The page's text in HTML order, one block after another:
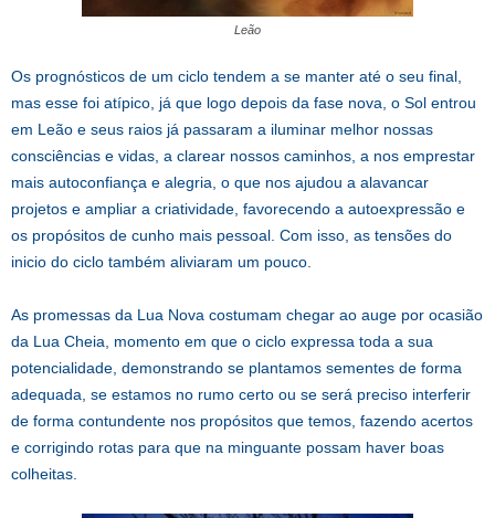
Leão
Os prognósticos de um ciclo tendem a se manter até o seu final,
mas esse foi atípico, já que logo depois da fase nova, o Sol entrou
em Leão e seus raios já passaram a iluminar melhor nossas
consciências e vidas, a clarear nossos caminhos, a nos emprestar
mais autoconfiança e alegria, o que nos ajudou a alavancar
projetos e ampliar a criatividade, favorecendo a autoexpressão e
os propósitos de cunho mais pessoal. Com isso, as tensões do
inicio do ciclo também aliviaram um pouco.
As promessas da Lua Nova costumam chegar ao auge por ocasião
da Lua Cheia, momento em que o ciclo expressa toda a sua
potencialidade, demonstrando se plantamos sementes de forma
adequada, se estamos no rumo certo ou se será preciso interferir
de forma contundente nos propósitos que temos, fazendo acertos
e corrigindo rotas para que na minguante possam haver boas
colheitas.